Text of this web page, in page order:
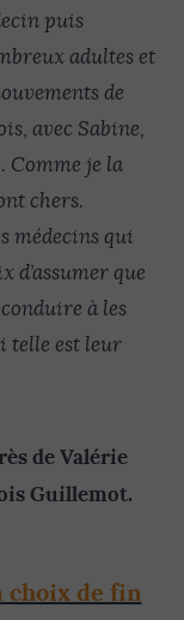
puis
adultes et
de
avec Sabine,
Comme je la
chers.
médecins qui
d’assumer que
à les
telle est leur
de Valérie
Guillemot.
choix de fin